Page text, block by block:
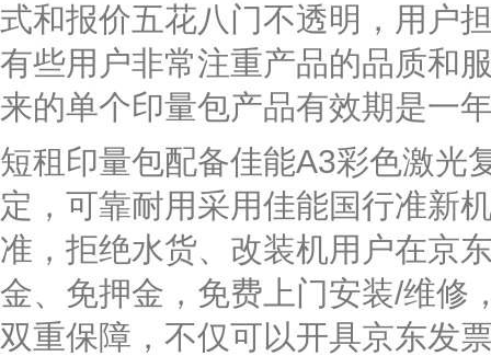
式和报价五花八门不透明，用户
有些用户非常注重产品的品质和
来的单个印量包产品有效期是一
短租印量包配备佳能A3彩色激光
定，可靠耐用采用佳能国行准新
准，拒绝水货、改装机用户在京
金、免押金，免费上门安装/维修
双重保障，不仅可以开具京东发